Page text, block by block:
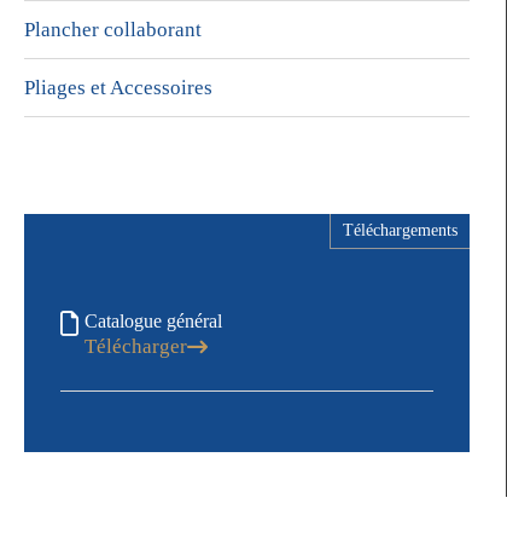
Plancher collaborant
Pliages et Accessoires
Téléchargements
Catalogue général
Télécharger